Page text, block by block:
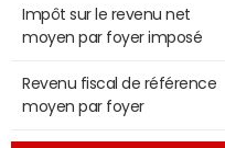
Impôt sur le revenu net
moyen par foyer imposé
Revenu fiscal de référence
moyen par foyer